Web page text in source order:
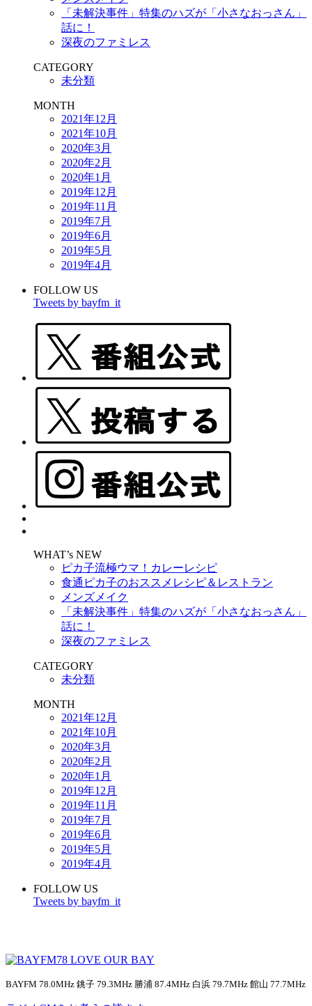
「未解決事件」特集のハズが「小さなおっさん」
話に！
深夜のファミレス
CATEGORY
未分類
MONTH
2021年12月
2021年10月
2020年3月
2020年2月
2020年1月
2019年12月
2019年11月
2019年7月
2019年6月
2019年5月
2019年4月
FOLLOW US
Tweets by bayfm_it
WHAT’s NEW
ピカ子流極ウマ！カレーレシピ
食通ピカ子のおススメレシピ＆レストラン
メンズメイク
「未解決事件」特集のハズが「小さなおっさん」
話に！
深夜のファミレス
CATEGORY
未分類
MONTH
2021年12月
2021年10月
2020年3月
2020年2月
2020年1月
2019年12月
2019年11月
2019年7月
2019年6月
2019年5月
2019年4月
FOLLOW US
Tweets by bayfm_it
BAYFM 78.0MHz 銚子 79.3MHz 勝浦 87.4MHz 白浜 79.7MHz 館山 77.7MHz